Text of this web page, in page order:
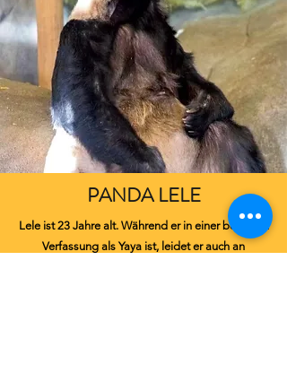
PANDA LELE
Lele ist 23 Jahre alt. Während er in einer besseren
Verfassung als Yaya ist, leidet er auch an